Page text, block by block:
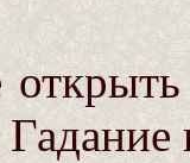
Гадание